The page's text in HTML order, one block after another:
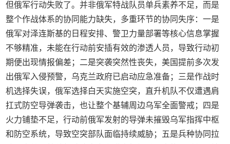
但俄军行动失败了。并非俄军特战队员单兵素养不足，而是
整个作战体系的协同能力缺失，多重环节的协同失序：一是
俄军对泽连斯基的日程安排、警卫力量部署等核心信息掌握
不够精准，未能在行动前安插有效的渗透人员，导致行动初
期便出现情报偏差；二是突袭突然性丧失，美国提前多次发
出俄军入侵预警，乌克兰政府已启动应急准备；三是作战时
机选择失误，俄军选择白天实施空突，直升机队不仅遭遇肩
扛式防空导弹袭击，也让整个基辅周边乌军全面警戒；四是
火力铺垫不足，行动前俄军发射的导弹未摧毁乌军指挥中枢
和防空系统，导致空突部队面临持续威胁；五是兵种协同拉